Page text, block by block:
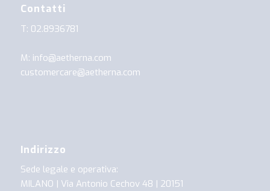
Contatti
T: 02.8936781
M: info@aetherna.com
customercare@aetherna.com
Indirizzo
Sede legale e operativa:
MILANO | Via Antonio Cechov 48 | 20151